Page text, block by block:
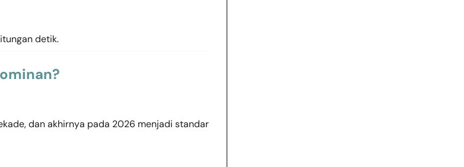
detik.
dan akhirnya pada 2026 menjadi standar